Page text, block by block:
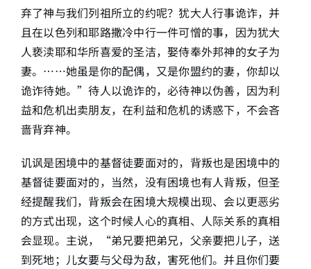
弃了神与我们列祖所立的约呢？犹大人行事诡诈，并
且在以色列和耶路撒冷中行一件可憎的事，因为犹大
人亵渎耶和华所喜爱的圣洁，娶侍奉外邦神的女子为
妻。……她虽是你的配偶，又是你盟约的妻，你却以
诡诈待她。”待人以诡诈的，必待神以伪善，因为利
益和危机出卖朋友，在利益和危机的诱惑下，不会吝
啬背弃神。
讥讽是困境中的基督徒要面对的，背叛也是困境中的
基督徒要面对的，当然，没有困境也有人背叛，但圣
经提醒我们，背叛会在困境大规模出现、会以更恶劣
的方式出现，这个时候人心的真相、人际关系的真相
会显现。主说，“弟兄要把弟兄，父亲要把儿子，送
到死地；儿女要与父母为敌，害死他们。并且你们要